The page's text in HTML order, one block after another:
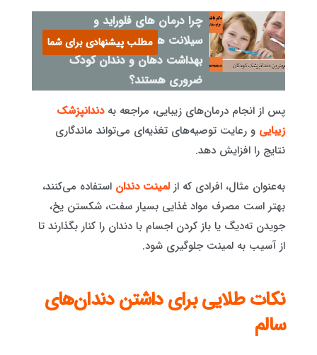
چرا درمان های فلوراید و
سیلانت های دندانی برای
بهداشت دهان و دندان کودک
ضروری هستند؟
مطلب پیشنهادی برای شما
پس از انجام درمان‌های زیبایی، مراجعه بهدندانپزشک
زیبایی و رعایت توصیه‌های تغذیه‌ای می‌تواند ماندگاری
نتایج را افزایش دهد.
به‌عنوان مثال، افرادی که ازلمینت دندان استفاده می‌کنند،
بهتر است مصرف مواد غذایی بسیار سفت، شکستن یخ،
جویدن ته‌دیگ یا باز کردن اجسام با دندان را کنار بگذارند تا
از آسیب به لمینت جلوگیری شود.
نکات طلایی برای داشتن دندان‌های
سالم